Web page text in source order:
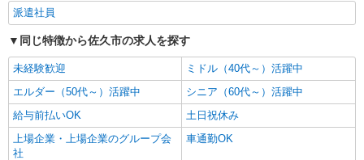
派遣社員
同じ特徴から佐久市の求人を探す
未経験歓迎
ミドル（40代～）活躍中
エルダー（50代～）活躍中
シニア（60代～）活躍中
給与前払いOK
土日祝休み
上場企業・上場企業のグループ会
社
車通勤OK